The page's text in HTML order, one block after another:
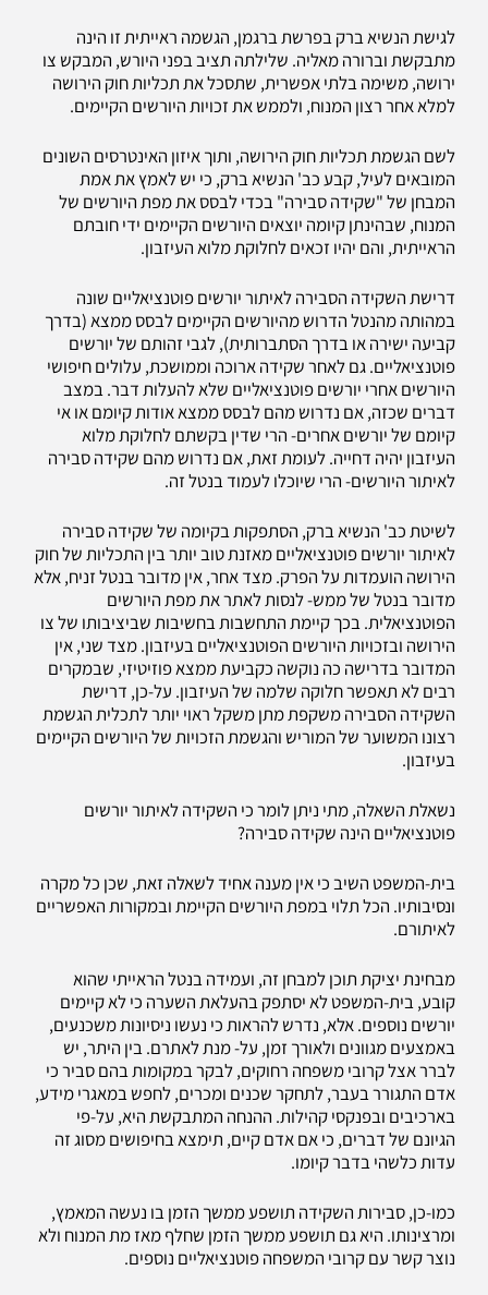
לגישת הנשיא ברק בפרשת ברגמן, הגשמה ראייתית זו הינה
מתבקשת וברורה מאליה. שלילתה תציב בפני היורש, המבקש צו
ירושה, משימה בלתי אפשרית, שתסכל את תכליות חוק הירושה
למלא אחר רצון המנוח, ולממש את זכויות היורשים הקיימים.
לשם הגשמת תכליות חוק הירושה, ותוך איזון האינטרסים השונים
המובאים לעיל, קבע כב' הנשיא ברק, כי יש לאמץ את אמת
המבחן של "שקידה סבירה" בכדי לבסס את מפת היורשים של
המנוח, שבהינתן קיומה יוצאים היורשים הקיימים ידי חובתם
הראייתית, והם יהיו זכאים לחלוקת מלוא העיזבון.
דרישת השקידה הסבירה לאיתור יורשים פוטנציאליים שונה
במהותה מהנטל הדרוש מהיורשים הקיימים לבסס ממצא (בדרך
קביעה ישירה או בדרך הסתברותית), לגבי זהותם של יורשים
פוטנציאליים. גם לאחר שקידה ארוכה וממושכת, עלולים חיפושי
היורשים אחרי יורשים פוטנציאליים שלא להעלות דבר. במצב
דברים שכזה, אם נדרוש מהם לבסס ממצא אודות קיומם או אי
קיומם של יורשים אחרים- הרי שדין בקשתם לחלוקת מלוא
העיזבון יהיה דחייה. לעומת זאת, אם נדרוש מהם שקידה סבירה
לאיתור היורשים- הרי שיוכלו לעמוד בנטל זה.
לשיטת כב' הנשיא ברק, הסתפקות בקיומה של שקידה סבירה
לאיתור יורשים פוטנציאליים מאזנת טוב יותר בין התכליות של חוק
הירושה הועמדות על הפרק. מצד אחר, אין מדובר בנטל זניח, אלא
מדובר בנטל של ממש- לנסות לאתר את מפת היורשים
הפוטנציאלית. בכך קיימת התחשבות בחשיבות שביציבותו של צו
הירושה ובזכויות היורשים הפוטנציאליים בעיזבון. מצד שני, אין
המדובר בדרישה כה נוקשה כקביעת ממצא פוזיטיזי, שבמקרים
רבים לא תאפשר חלוקה שלמה של העיזבון. על-כן, דרישת
השקידה הסבירה משקפת מתן משקל ראוי יותר לתכלית הגשמת
רצונו המשוער של המוריש והגשמת הזכויות של היורשים הקיימים
בעיזבון.
נשאלת השאלה, מתי ניתן לומר כי השקידה לאיתור יורשים
פוטנציאליים הינה שקידה סבירה?
בית-המשפט השיב כי אין מענה אחיד לשאלה זאת, שכן כל מקרה
ונסיבותיו. הכל תלוי במפת היורשים הקיימת ובמקורות האפשריים
לאיתורם.
מבחינת יציקת תוכן למבחן זה, ועמידה בנטל הראייתי שהוא
קובע, בית-המשפט לא יסתפק בהעלאת השערה כי לא קיימים
יורשים נוספים. אלא, נדרש להראות כי נעשו ניסיונות משכנעים,
באמצעים מגוונים ולאורך זמן, על- מנת לאתרם. בין היתר, יש
לברר אצל קרובי משפחה רחוקים, לבקר במקומות בהם סביר כי
אדם התגורר בעבר, לתחקר שכנים ומכרים, לחפש במאגרי מידע,
בארכיבים ובפנקסי קהילות. ההנחה המתבקשת היא, על-פי
הגיונם של דברים, כי אם אדם קיים, תימצא בחיפושים מסוג זה
עדות כלשהי בדבר קיומו.
כמו-כן, סבירות השקידה תושפע ממשך הזמן בו נעשה המאמץ,
ומרצינותו. היא גם תושפע ממשך הזמן שחלף מאז מת המנוח ולא
נוצר קשר עם קרובי המשפחה פוטנציאליים נוספים.